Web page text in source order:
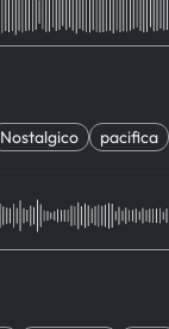
Nostalgico pacifica